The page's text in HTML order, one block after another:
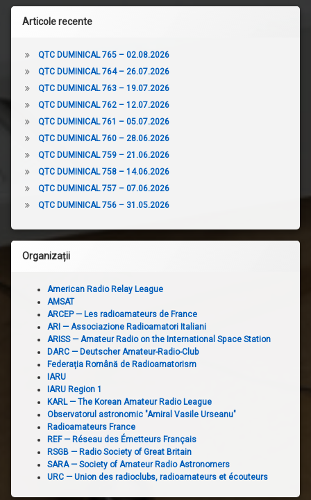
Articole recente
QTC DUMINICAL 765 – 02.08.2026
QTC DUMINICAL 764 – 26.07.2026
QTC DUMINICAL 763 – 19.07.2026
QTC DUMINICAL 762 – 12.07.2026
QTC DUMINICAL 761 – 05.07.2026
QTC DUMINICAL 760 – 28.06.2026
QTC DUMINICAL 759 – 21.06.2026
QTC DUMINICAL 758 – 14.06.2026
QTC DUMINICAL 757 – 07.06.2026
QTC DUMINICAL 756 – 31.05.2026
Organizații
American Radio Relay League
AMSAT
ARCEP — Les radioamateurs de France
ARI — Associazione Radioamatori Italiani
ARISS — Amateur Radio on the International Space Station
DARC — Deutscher Amateur-Radio-Club
Federația Română de Radioamatorism
IARU
IARU Region 1
KARL — The Korean Amateur Radio League
Observatorul astronomic "Amiral Vasile Urseanu"
Radioamateurs France
REF — Réseau des Émetteurs Français
RSGB — Radio Society of Great Britain
SARA — Society of Amateur Radio Astronomers
URC — Union des radioclubs, radioamateurs et écouteurs